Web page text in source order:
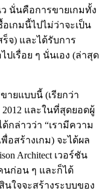
นั่นคือการขายเกมทั้ง
เกมนี้ไปไม่ว่าจะเป็น
จ) และได้รับการ
ปเรื่อย ๆ นั่นเอง (ล่าสุด
ขายแบบนี้ (เรียกว่า
2012 และในที่สุดยอดผู้
กล่าวว่า “เรามีความ
อสร้างเกม) จะได้ผล
Architect เวอร์ชัน
นก่อน ๆ และก็ได้
นใจจะสร้างระบบของ